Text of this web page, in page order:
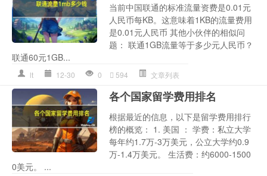
当前中国联通的标准流量资费是0.01元
人民币每KB。这意味着1KB的流量费用
是0.01元人民币 其他小伙伴的相似问
题： 联通1GB流量等于多少元人民币？
联通60元1GB...
lt 12-30 0 594 文章列表
各个国家留学费用排名
根据最近的信息，以下是留学费用排行
榜的概览： 1. 美国 ： 学费：私立大学
每年约1.7万-3万美元，公立大学约0.9
万-1.4万美元。 生活费：约6000-1500
0美元。 ...